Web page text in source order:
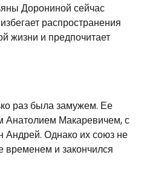
Дорониной сейчас
распространения
жизни и предпочитает
раз была замужем. Ее
Анатолием Макаревичем, с
Андрей. Однако их союз не
временем и закончился